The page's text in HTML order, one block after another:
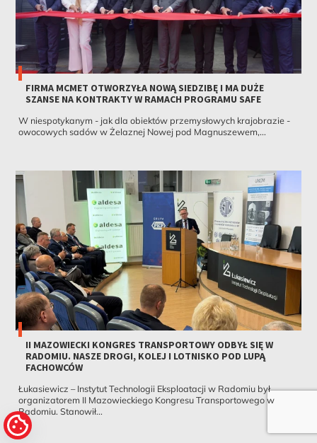
FIRMA MCMET OTWORZYŁA NOWĄ SIEDZIBĘ I MA DUŻE
SZANSE NA KONTRAKTY W RAMACH PROGRAMU SAFE
W niespotykanym - jak dla obiektów przemysłowych krajobrazie -
owocowych sadów w Żelaznej Nowej pod Magnuszewem,...
II MAZOWIECKI KONGRES TRANSPORTOWY ODBYŁ SIĘ W
RADOMIU. NASZE DROGI, KOLEJ I LOTNISKO POD LUPĄ
FACHOWCÓW
Łukasiewicz – Instytut Technologii Eksploatacji w Radomiu był
organizatorem II Mazowieckiego Kongresu Transportowego w
Radomiu. Stanowił...